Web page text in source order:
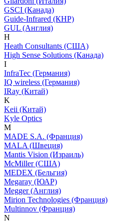
GSCI (Канада)
Guide-Infrared (КНР)
GUL (Англия)
H
Heath Consultants (США)
High Sense Solutions (Канада)
I
InfraTec (Германия)
IQ wireless (Германия)
IRay (Китай)
K
Keii (Китай)
Kyle Optics
M
MADE S.A. (Франция)
MALA (Швеция)
Mantis Vision (Израиль)
McMiller (США)
MEDEX (Бельгия)
Megaray (ЮАР)
Megger (Англия)
Mirion Technologies (Франция)
Multinnov (Франция)
N